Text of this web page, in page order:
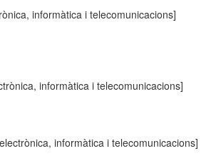
informàtica i telecomunicacions]
informàtica i telecomunicacions]
informàtica i telecomunicacions]